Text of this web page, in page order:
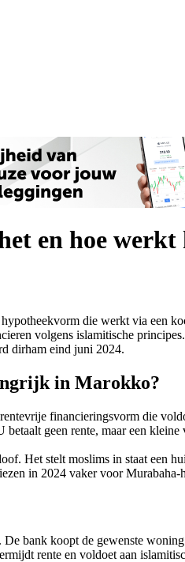
en hoe werkt
die werkt via een
volgens islamitische
dirham eind juni 2024.
in Marokko?
financieringsvorm die
geen rente, maar een
Het stelt moslims in staat een
in 2024 vaker voor Murabaha-
bank koopt de gewenste
rente en voldoet aan